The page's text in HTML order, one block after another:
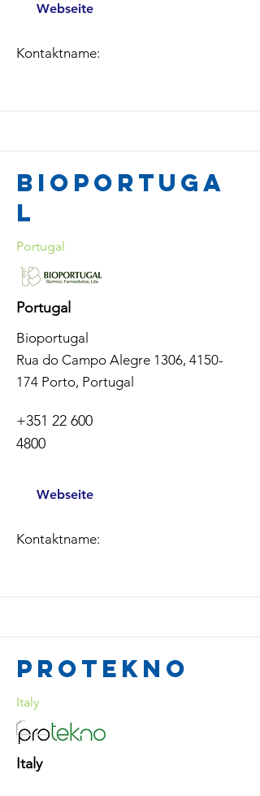
Webseite
Kontaktname:
BioPortuga
l
Portugal
Portugal
Bioportugal
Rua do Campo Alegre 1306, 4150-
174 Porto, Portugal
+351 22 600
4800
Webseite
Kontaktname:
Protekno
Italy
Italy